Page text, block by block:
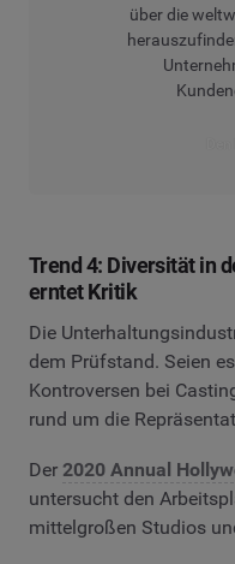
über die
Trend 4: Diversität in
erntet Kritik
Die
dem Prüfstand. Seien
Kontroversen bei
rund um die
Der 2020 Annual
untersucht den
mittelgroßen Studios